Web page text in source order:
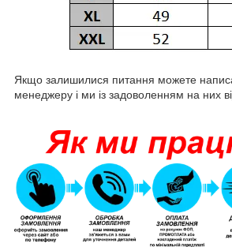
Якщо залишилися питання можете
менеджеру і ми із задоволенням на них